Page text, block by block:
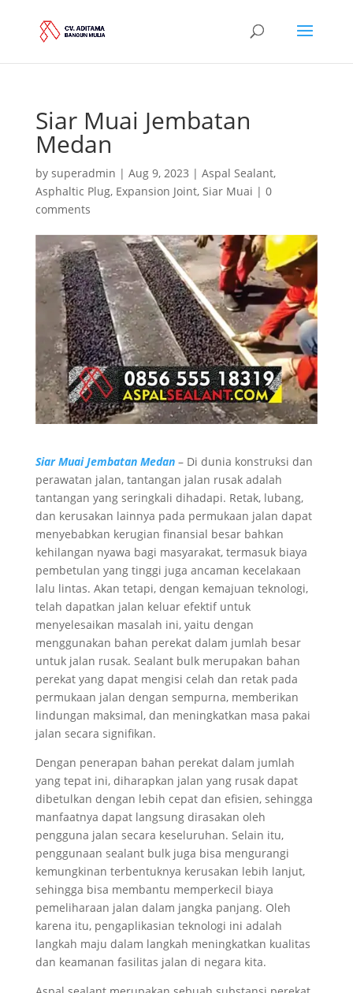
Siar Muai Jembatan
Medan
by superadmin | Aug 9, 2023 | Aspal Sealant,
Asphaltic Plug, Expansion Joint, Siar Muai | 0
comments
Siar Muai Jembatan Medan– Di dunia konstruksi dan
perawatan jalan, tantangan jalan rusak adalah
tantangan yang seringkali dihadapi. Retak, lubang,
dan kerusakan lainnya pada permukaan jalan dapat
menyebabkan kerugian finansial besar bahkan
kehilangan nyawa bagi masyarakat, termasuk biaya
pembetulan yang tinggi juga ancaman kecelakaan
lalu lintas. Akan tetapi, dengan kemajuan teknologi,
telah dapatkan jalan keluar efektif untuk
menyelesaikan masalah ini, yaitu dengan
menggunakan bahan perekat dalam jumlah besar
untuk jalan rusak. Sealant bulk merupakan bahan
perekat yang dapat mengisi celah dan retak pada
permukaan jalan dengan sempurna, memberikan
lindungan maksimal, dan meningkatkan masa pakai
jalan secara signifikan.
Dengan penerapan bahan perekat dalam jumlah
yang tepat ini, diharapkan jalan yang rusak dapat
dibetulkan dengan lebih cepat dan efisien, sehingga
manfaatnya dapat langsung dirasakan oleh
pengguna jalan secara keseluruhan. Selain itu,
penggunaan sealant bulk juga bisa mengurangi
kemungkinan terbentuknya kerusakan lebih lanjut,
sehingga bisa membantu memperkecil biaya
pemeliharaan jalan dalam jangka panjang. Oleh
karena itu, pengaplikasian teknologi ini adalah
langkah maju dalam langkah meningkatkan kualitas
dan keamanan fasilitas jalan di negara kita.